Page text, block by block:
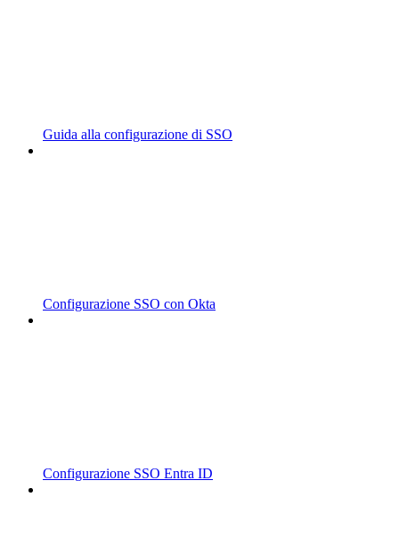
Guida alla configurazione di SSO
Configurazione SSO con Okta
Configurazione SSO Entra ID